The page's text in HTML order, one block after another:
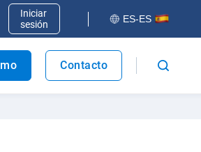
una nueva ventana
Iniciar
sesión
ES-ES
Contacto